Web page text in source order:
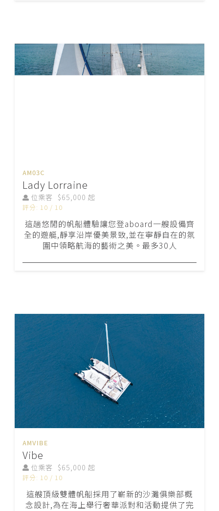
AM03C
Lady Lorraine
位乘客 $65,000 起
評分: 10 / 10
這趟悠閒的帆船體驗讓您登aboard一艘設備齊
全的遊艇,靜享沿岸優美景致,並在寧靜自在的氛
圍中領略航海的藝術之美。最多30人
AMVIBE
Vibe
位乘客 $65,000 起
評分: 10 / 10
這艘頂級雙體帆船採用了嶄新的沙灘俱樂部概
念設計,為在海上舉行奢華派對和活動提供了完